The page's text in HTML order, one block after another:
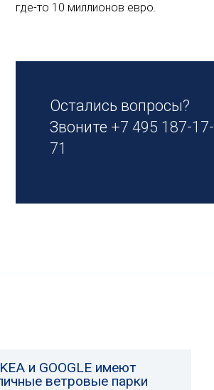
где-то 10 миллионов евро.
Остались вопросы?
Звоните +7 495 187-17-
71
и GOOGLE имеют
ветровые парки